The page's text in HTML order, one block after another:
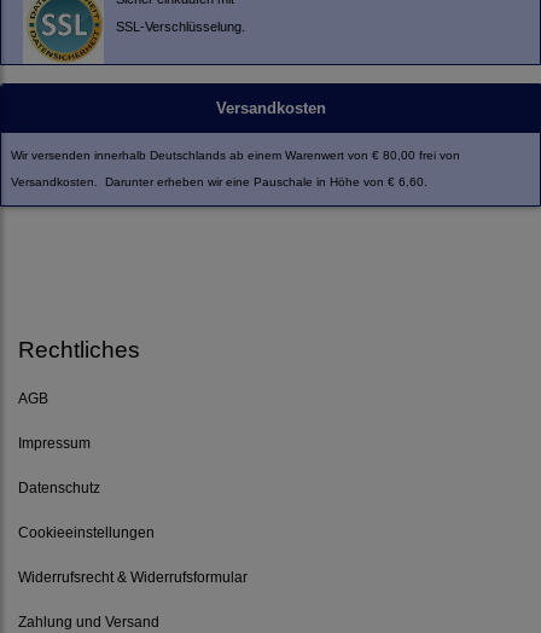
SSL-Verschlüsselung.
Versandkosten
Wir versenden innerhalb Deutschlands ab einem Warenwert von € 80,00 frei von
Versandkosten. Darunter erheben wir eine Pauschale in Höhe von € 6,60.
Rechtliches
AGB
Impressum
Datenschutz
Cookieeinstellungen
Widerrufsrecht & Widerrufsformular
Zahlung und Versand